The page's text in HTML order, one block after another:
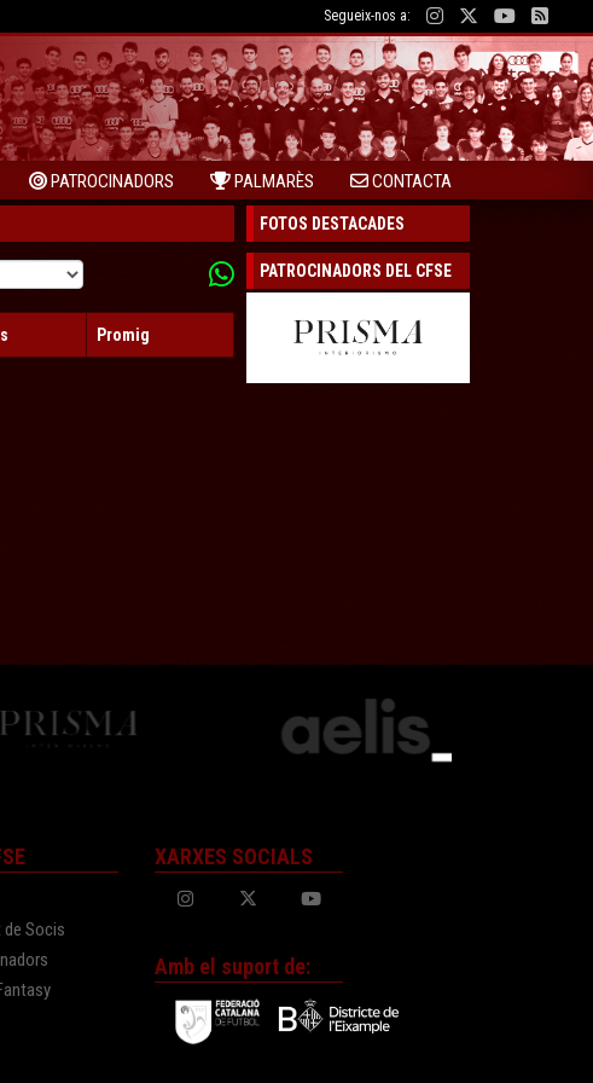
Segueix-nos a:
PATROCINADORS PALMARÈS CONTACTA
Promig
FOTOS DESTACADES
PATROCINADORS DEL CFSE
Socis
XARXES SOCIALS
Amb el suport de: